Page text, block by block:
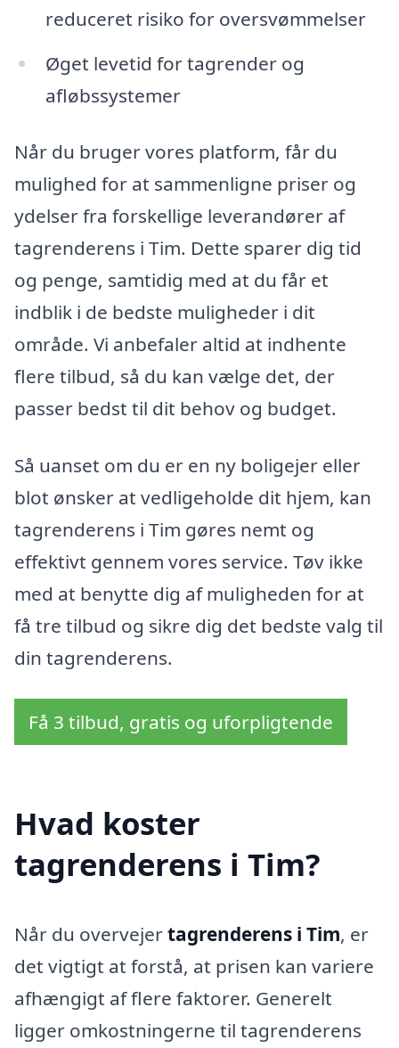
reduceret risiko for oversvømmelser
Øget levetid for tagrender og
afløbssystemer
Når du bruger vores platform, får du
mulighed for at sammenligne priser og
ydelser fra forskellige leverandører af
tagrenderens i Tim. Dette sparer dig tid
og penge, samtidig med at du får et
indblik i de bedste muligheder i dit
område. Vi anbefaler altid at indhente
flere tilbud, så du kan vælge det, der
passer bedst til dit behov og budget.
Så uanset om du er en ny boligejer eller
blot ønsker at vedligeholde dit hjem, kan
tagrenderens i Tim gøres nemt og
effektivt gennem vores service. Tøv ikke
med at benytte dig af muligheden for at
få tre tilbud og sikre dig det bedste valg til
din tagrenderens.
Få 3 tilbud, gratis og uforpligtende
Hvad koster
tagrenderens i Tim?
Når du overvejertagrenderens i Tim, er
det vigtigt at forstå, at prisen kan variere
afhængigt af flere faktorer. Generelt
ligger omkostningerne til tagrenderens